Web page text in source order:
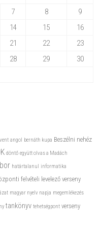
7 8
9
14 15
16
21 22
23
28 29
30
angol bernáth kupa Beszélni nehéz
döntő együtt olvas a Madách
határtalanul
informatika
felvételi levelező verseny
magyar nyelv napja megemlékezés
tankönyv tehetségpont verseny